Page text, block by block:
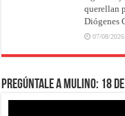
querellan
Diógenes
07/08/2026
Pregúntale a Mulino: 18